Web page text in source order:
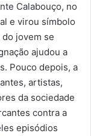
Calabouço, no
e virou símbolo
jovem se
ajudou a
Pouco depois, a
artistas,
da sociedade
contra a
episódios